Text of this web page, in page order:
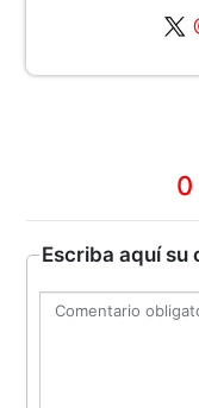
0
Escriba aquí su